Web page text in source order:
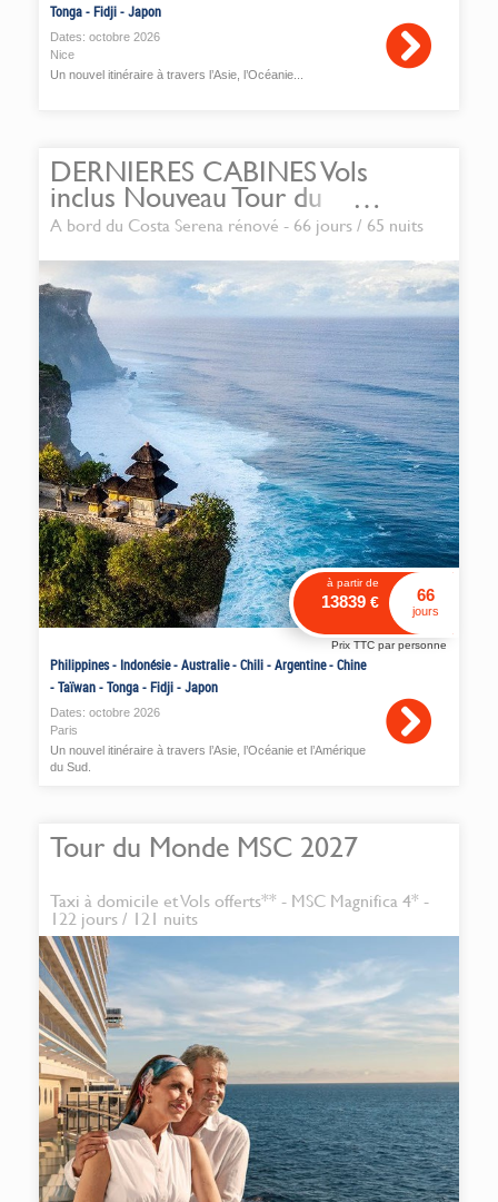
Tonga-Fidji-Japon
Dates: octobre 2026
Nice
Un nouvel itinéraire à travers l’Asie, l’Océanie...
DERNIERES CABINES Vols
inclus Nouveau Tour du
Monde 2026 : Entre Feu,
000 € de crédit à bord
OFFERTS**
A bord du Costa Serena rénové - 66 jours / 65 nuits
à partir de
13839€ 66
jours
Prix TTC par personne
Philippines- Indonésie-Australie-Chili-Argentine-Chine
-Taïwan-Tonga-Fidji-Japon
Dates: octobre 2026
Paris
Un nouvel itinéraire à travers l’Asie, l’Océanie et l’Amérique
du Sud.
Tour du Monde MSC 2027
Taxi à domicile et Vols offerts** - MSC Magnifica 4* -
122 jours / 121 nuits